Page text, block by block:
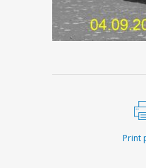
Print